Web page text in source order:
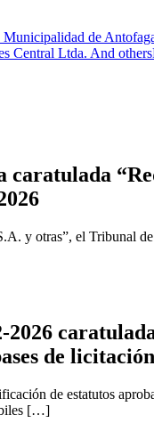
de
Central Ltda. And others
caratulada
y otras”, el Tribunal
de
de estatutos
[…]